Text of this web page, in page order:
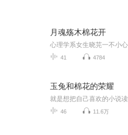
月魂殇木棉花开
41 4784
玉兔和棉花的荣耀
46 11.6万